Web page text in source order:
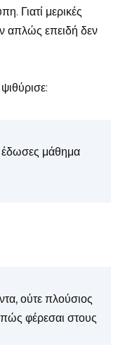
Γιατί μερικές
απλώς επειδή δεν
έδωσες μάθημα
ούτε πλούσιος
πώς φέρεσαι στους